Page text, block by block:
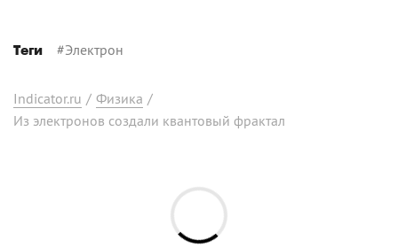
Теги #Электрон
Indicator.ru / Физика /
Из электронов создали квантовый фрактал